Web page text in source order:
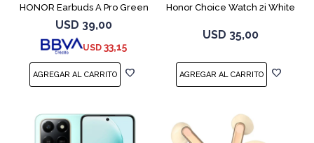
HONOR Earbuds A Pro Green
USD 39,00
USD 33,15
Honor Choice Watch 2i White
USD 35,00